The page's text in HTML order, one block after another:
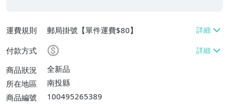
運費規則
郵局掛號【單件運費$80】
付款方式
商品狀況
全新品
所在地區
南投縣
商品編號
100495265389